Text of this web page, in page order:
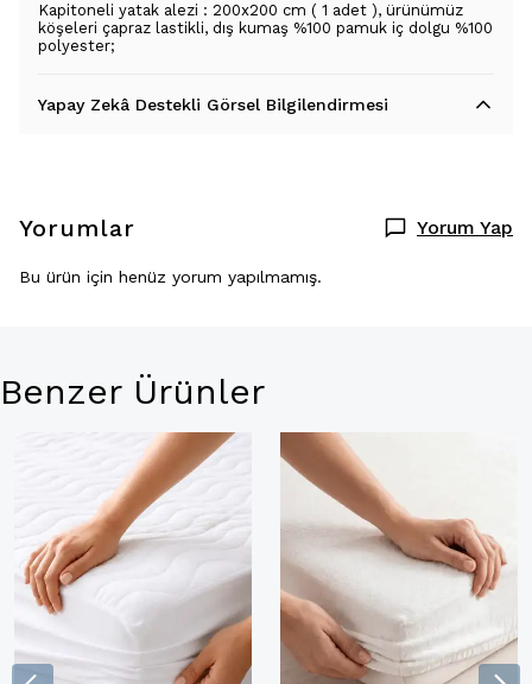
Kapitoneli yatak alezi : 200x200 cm ( 1 adet ), ürünümüz
köşeleri çapraz lastikli, dış kumaş %100 pamuk iç dolgu %100
polyester;
Yapay Zekâ Destekli Görsel Bilgilendirmesi
Yorumlar Yorum Yap
Bu ürün için henüz yorum yapılmamış.
Benzer Ürünler